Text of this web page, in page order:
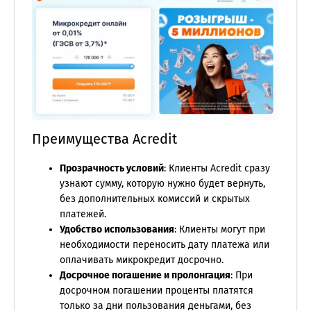
Преимущества Acredit
Прозрачность условий: Клиенты Acredit сразу
узнают сумму, которую нужно будет вернуть,
без дополнительных комиссий и скрытых
платежей.
Удобство использования: Клиенты могут при
необходимости переносить дату платежа или
оплачивать микрокредит досрочно.
Досрочное погашение и пролонгация: При
досрочном погашении проценты платятся
только за дни пользования деньгами, без